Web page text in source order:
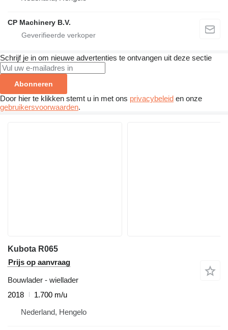
CP Machinery B.V.
Schrijf je in om nieuwe advertenties te ontvangen uit deze sectie
Abonneren
Door hier te klikken stemt u in met ons privacybeleid en onze
gebruikersvoorwaarden.
Kubota R065
Prijs op aanvraag
Bouwlader - wiellader
2018
1.700 m/u
Nederland, Hengelo